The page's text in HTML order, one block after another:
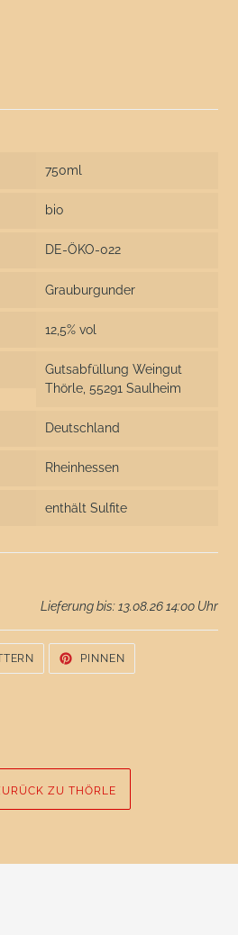
750ml
bio
DE-ÖKO-022
Grauburgunder
12,5% vol
Gutsabfüllung Weingut
Thörle, 55291 Saulheim
Deutschland
Rheinhessen
enthält Sulfite
Lieferung bis: 13.08.26 14:00 Uhr
TWITTER
TWITTERN
PINNEN
PINNEN
ZU THÖRLE